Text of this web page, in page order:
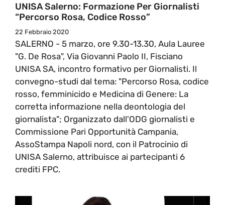
UNISA Salerno: Formazione Per Giornalisti
“Percorso Rosa, Codice Rosso”
22 Febbraio 2020
SALERNO - 5 marzo, ore 9.30-13.30, Aula Lauree
"G. De Rosa", Via Giovanni Paolo II, Fisciano
UNISA SA, incontro formativo per Giornalisti. Il
convegno-studi dal tema: "Percorso Rosa, codice
rosso, femminicido e Medicina di Genere: La
corretta informazione nella deontologia del
giornalista"; Organizzato dall'ODG giornalisti e
Commissione Pari Opportunità Campania,
AssoStampa Napoli nord, con il Patrocinio di
UNISA Salerno, attribuisce ai partecipanti 6
crediti FPC.